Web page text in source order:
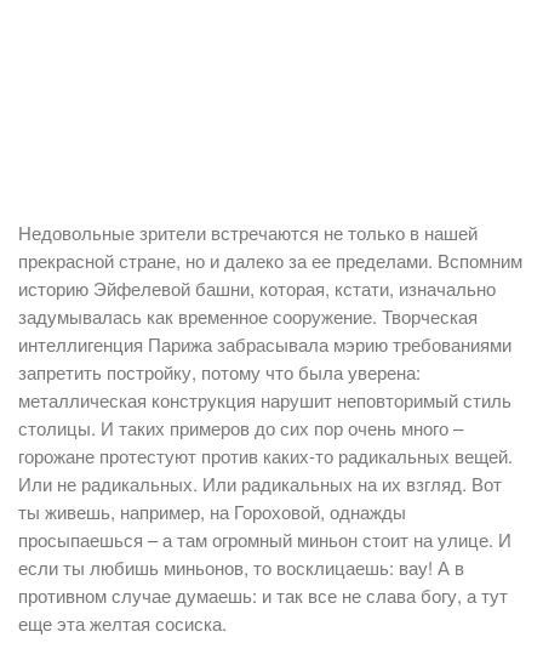
Недовольные зрители встречаются не только в нашей
прекрасной стране, но и далеко за ее пределами. Вспомним
историю Эйфелевой башни, которая, кстати, изначально
задумывалась как временное сооружение. Творческая
интеллигенция Парижа забрасывала мэрию требованиями
запретить постройку, потому что была уверена:
металлическая конструкция нарушит неповторимый стиль
столицы. И таких примеров до сих пор очень много –
горожане протестуют против каких-то радикальных вещей.
Или не радикальных. Или радикальных на их взгляд. Вот
ты живешь, например, на Гороховой, однажды
просыпаешься – а там огромный миньон стоит на улице. И
если ты любишь миньонов, то восклицаешь: вау! А в
противном случае думаешь: и так все не слава богу, а тут
еще эта желтая сосиска.